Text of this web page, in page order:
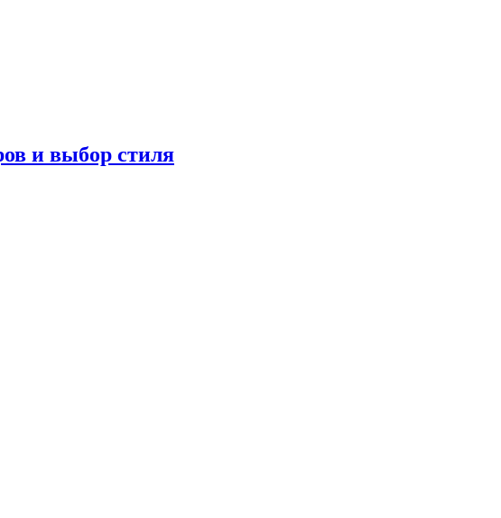
и выбор стиля